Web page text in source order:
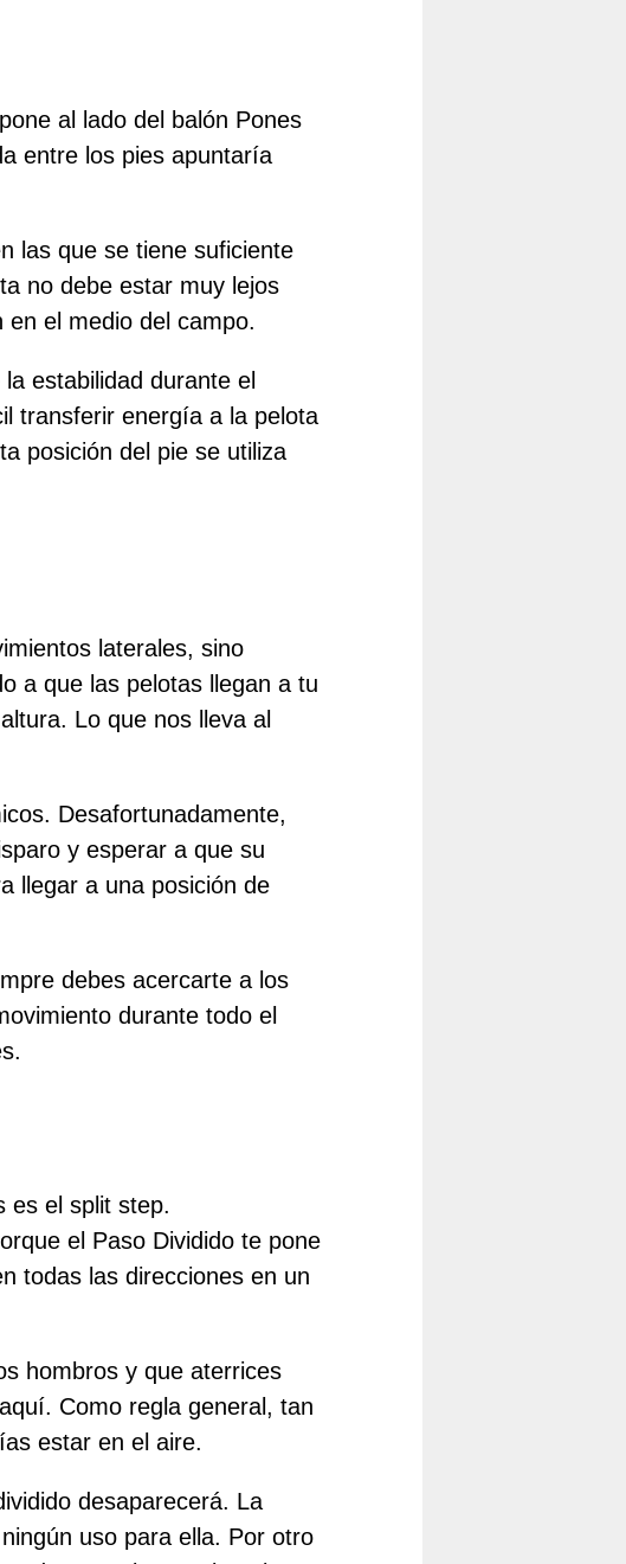
al lado del balón Pones
entre los pies apuntaría
las que se tiene suficiente
no debe estar muy lejos
el medio del campo.
estabilidad durante el
transferir energía a la pelota
posición del pie se utiliza
laterales, sino
a que las pelotas llegan a tu
Lo que nos lleva al
Desafortunadamente,
y esperar a que su
llegar a una posición de
debes acercarte a los
durante todo el
es el split step.
el Paso Dividido te pone
todas las direcciones en un
hombros y que aterrices
Como regla general, tan
estar en el aire.
desaparecerá. La
uso para ella. Por otro